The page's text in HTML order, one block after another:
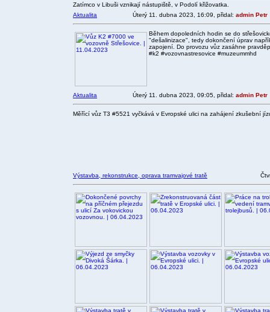
Zatímco v Libuši vznikají nástupiště, v Podolí křižovatka.
Aktualita
Úterý 11. dubna 2023, 16:09, přidal: admin Petr
Během dopoledních hodin se do
"dešalinizace", tedy dokončení úprav
zapojení. Do provozu vůz zasáhne
#k2 #vozovnastresovice #muzeummhd
Aktualita Úterý 11. dubna 2023, 09:05, přidal: admin Petr
Měřící vůz T3 #5521 vyčkává v Evropské ulici na zahájení zkušební
Výstavba, rekonstrukce, oprava tramvajové tratě